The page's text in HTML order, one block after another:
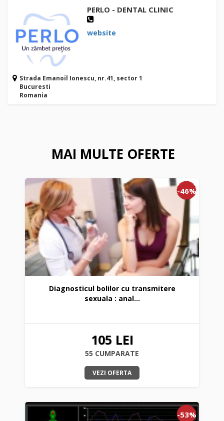
PERLO - DENTAL CLINIC
website
Strada Emanoil Ionescu, nr.41, sector 1
Bucuresti
Romania
MAI MULTE OFERTE
-46%
Diagnosticul bolilor cu transmitere
sexuala : anal...
105 LEI
55 CUMPARATE
VEZI OFERTA
-53%